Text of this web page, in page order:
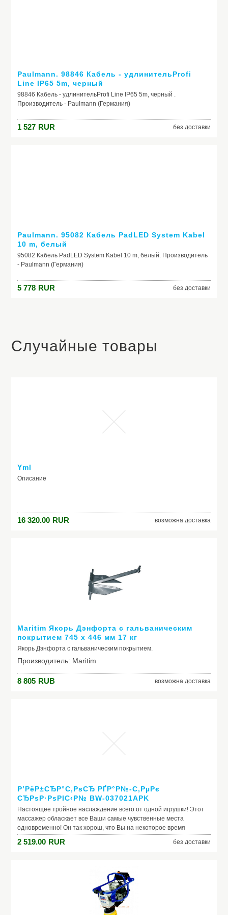
Paulmann. 98846 Кабель - удлинительProfi
Line IP65 5m, черный
98846 Кабель - удлинительProfi Line IP65 5m, черный .
Производитель - Paulmann (Германия)
1 527 RUR без доставки
Paulmann. 95082 Кабель PadLED System Kabel
10 m, белый
95082 Кабель PadLED System Kabel 10 m, белый. Производитель
- Paulmann (Германия)
5 778 RUR без доставки
Случайные товары
Yml
Описание
16 320.00 RUR возможна доставка
Maritim Якорь Дэнфорта с гальваническим
покрытием 745 x 446 мм 17 кг
Якорь Дэнфорта с гальваническим покрытием.
Производитель: Maritim
8 805 RUB возможна доставка
Р’РёР±СЂР°С‚РѕСЂ РҐР°Р№-С‚РµРє
СЂРѕР·РѕРІС‹Р№ BW-037021APK
Настоящее тройное наслаждение всего от одной игрушки! Этот
массажер обласкает все Ваши самые чувственные места
одновременно! Он так хорош, что Вы на некоторое время
забудете обо всем на свете благодаря умопомрачительному
оргазму!\
2 519.00 RUR без доставки